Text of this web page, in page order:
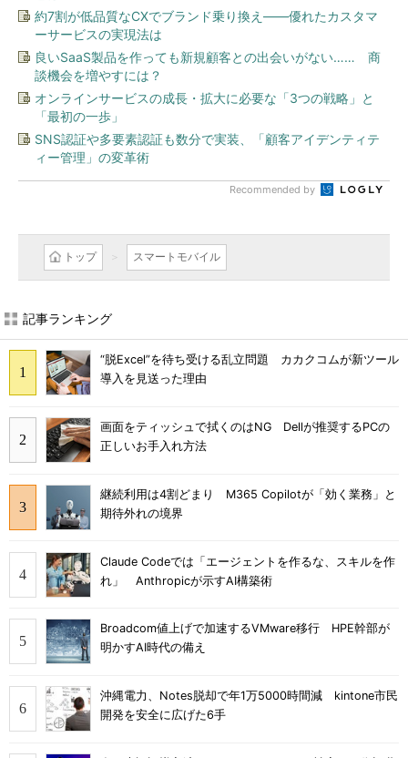
約7割が低品質なCXでブランド乗り換え――優れたカスタマ
ーサービスの実現法は
良いSaaS製品を作っても新規顧客との出会いがない…… 商
談機会を増やすには？
オンラインサービスの成長・拡大に必要な「3つの戦略」と
「最初の一歩」
SNS認証や多要素認証も数分で実装、「顧客アイデンティテ
ィー管理」の変革術
Recommended by
トップ スマートモバイル
記事ランキング
“脱Excel”を待ち受ける乱立問題 カカクコムが新ツール
導入を見送った理由
画面をティッシュで拭くのはNG Dellが推奨するPCの
正しいお手入れ方法
継続利用は4割どまり M365 Copilotが「効く業務」と
期待外れの境界
Claude Codeでは「エージェントを作るな、スキルを作
れ」 Anthropicが示すAI構築術
Broadcom値上げで加速するVMware移行 HPE幹部が
明かすAI時代の備え
沖縄電力、Notes脱却で年1万5000時間減 kintone市民
開発を安全に広げた6手